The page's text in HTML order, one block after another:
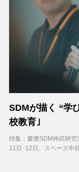
SDMが描く “学
校教育｣
特集：慶應SDM神武研
11日･12日、スペース中